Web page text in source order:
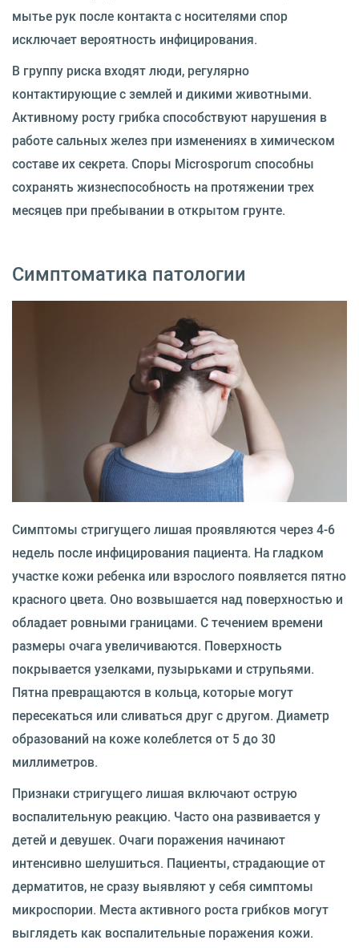
мытье рук после контакта с носителями спор
исключает вероятность инфицирования.
В группу риска входят люди, регулярно
контактирующие с землей и дикими животными.
Активному росту грибка способствуют нарушения в
работе сальных желез при изменениях в химическом
составе их секрета. Споры Microsporum способны
сохранять жизнеспособность на протяжении трех
месяцев при пребывании в открытом грунте.
Симптоматика патологии
Симптомы стригущего лишая проявляются через 4-6
недель после инфицирования пациента. На гладком
участке кожи ребенка или взрослого появляется пятно
красного цвета. Оно возвышается над поверхностью и
обладает ровными границами. С течением времени
размеры очага увеличиваются. Поверхность
покрывается узелками, пузырьками и струпьями.
Пятна превращаются в кольца, которые могут
пересекаться или сливаться друг с другом. Диаметр
образований на коже колеблется от 5 до 30
миллиметров.
Признаки стригущего лишая включают острую
воспалительную реакцию. Часто она развивается у
детей и девушек. Очаги поражения начинают
интенсивно шелушиться. Пациенты, страдающие от
дерматитов, не сразу выявляют у себя симптомы
микроспории. Места активного роста грибков могут
выглядеть как воспалительные поражения кожи.